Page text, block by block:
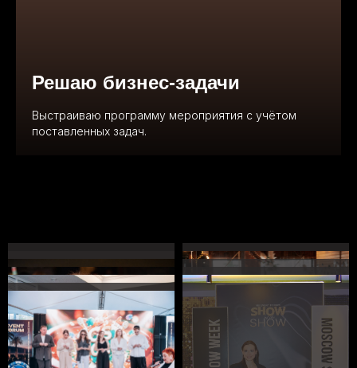
Решаю бизнес-задачи
Выстраиваю программу мероприятия с учётом
поставленных задач.